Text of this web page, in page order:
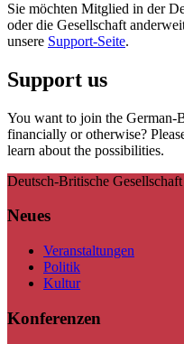
Sie möchten Mitglied in der
oder die Gesellschaft
unsere Support-Seite.
Support us
You want to join the German-
financially or otherwise?
learn about the possibilities.
Deutsch-Britische Gesellschaft
Neues
Veranstaltungen
Politik
Kultur
Konferenzen